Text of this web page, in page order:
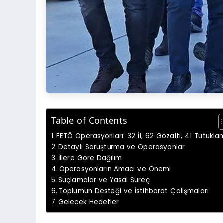
Table of Contents
FETÖ Operasyonları: 32 İl, 62 Gözaltı, 41
Detaylı Soruşturma ve Operasyonlar
İllere Göre Dağılım
Operasyonların Amacı ve Önemi
Suçlamalar ve Yasal Süreç
Toplumun Desteği ve İstihbarat Çalışmaları
Gelecek Hedefler